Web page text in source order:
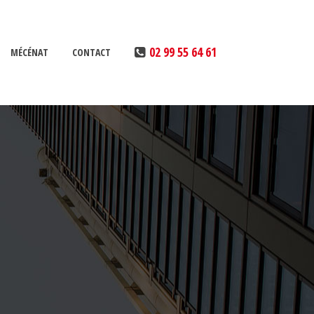
02 99 55 64 61
MAÎTRISE DE NOTRE IMPACT
RÉALISATION DE DIAGNOSTICS
MÉCÉNAT CONTACT